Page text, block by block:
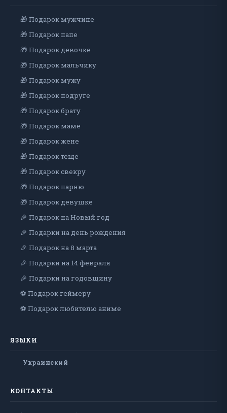
🎁 Подарок мужчине
🎁 Подарок папе
🎁 Подарок девочке
🎁 Подарок мальчику
🎁 Подарок мужу
🎁 Подарок подруге
🎁 Подарок брату
🎁 Подарок маме
🎁 Подарок жене
🎁 Подарок теще
🎁 Подарок свекру
🎁 Подарок парню
🎁 Подарок девушке
🎉 Подарок на Новый год
🎉 Подарки на день рождения
🎉 Подарок на 8 марта
🎉 Подарки на 14 февраля
🎉 Подарки на годовщину
⚽ Подарок геймеру
⚽ Подарок любителю аниме
ЯЗЫКИ
Украинский
КОНТАКТЫ